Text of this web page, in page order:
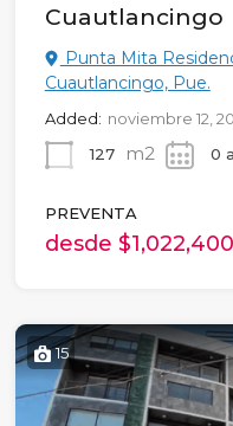
Cuautlancingo
Punta Mita
Cuautlancingo, Pue.
Added: noviembre 12,
127
m2 0
PREVENTA
desde $1,022,400
15